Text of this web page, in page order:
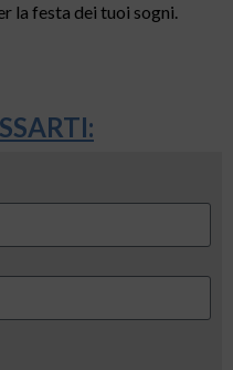
la festa dei tuoi sogni.